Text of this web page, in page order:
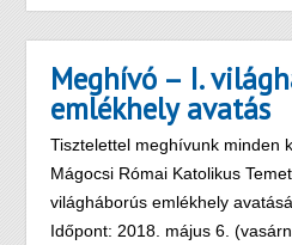
Meghívó – I.
emlékhely avatás
Tisztelettel meghívunk minden
Mágocsi Római Katolikus
világháborús emlékhely
Időpont: 2018. május 6.